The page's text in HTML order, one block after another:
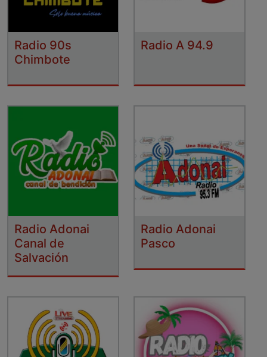
Radio 90s
Chimbote
Radio A 94.9
Radio Adonai
Canal de
Salvación
Radio Adonai
Pasco